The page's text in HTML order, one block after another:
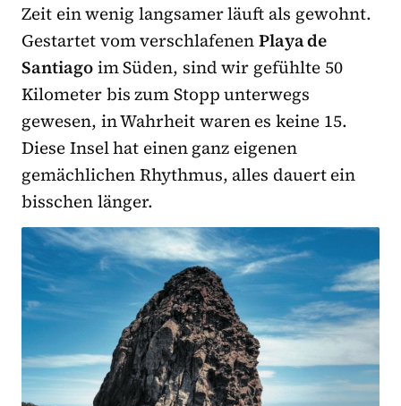
Zeit ein wenig langsamer läuft als gewohnt.
Gestartet vom verschlafenenPlaya de
Santiagoim Süden, sind wir gefühlte 50
Kilometer bis zum Stopp unterwegs
gewesen, in Wahrheit waren es keine 15.
Diese Insel hat einen ganz eigenen
gemächlichen Rhythmus, alles dauert ein
bisschen länger.